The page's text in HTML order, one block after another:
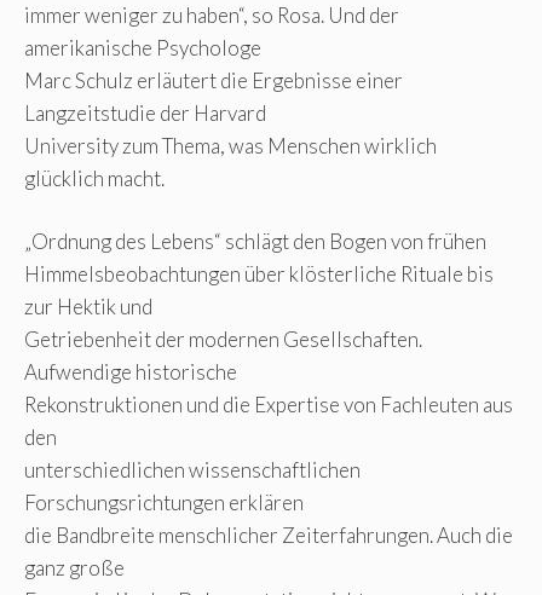
immer weniger zu haben“, so Rosa. Und der
amerikanische Psychologe
Marc Schulz erläutert die Ergebnisse einer
Langzeitstudie der Harvard
University zum Thema, was Menschen wirklich
glücklich macht.
„Ordnung des Lebens“ schlägt den Bogen von frühen
Himmelsbeobachtungen über klösterliche Rituale bis
zur Hektik und
Getriebenheit der modernen Gesellschaften.
Aufwendige historische
Rekonstruktionen und die Expertise von Fachleuten aus
den
unterschiedlichen wissenschaftlichen
Forschungsrichtungen erklären
die Bandbreite menschlicher Zeiterfahrungen. Auch die
ganz große